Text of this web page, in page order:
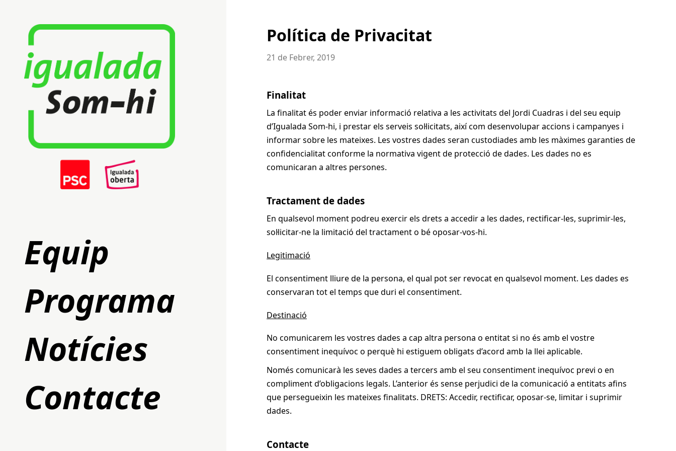
Equip
Programa
Notícies
Contacte
Política de Privacitat
21 de Febrer, 2019
Finalitat
La finalitat és poder enviar informació relativa a les activitats del Jordi Cuadras i del seu equip
d’Igualada Som-hi, i prestar els serveis sol·licitats, així com desenvolupar accions i campanyes i
informar sobre les mateixes. Les vostres dades seran custodiades amb les màximes garanties de
confidencialitat conforme la normativa vigent de protecció de dades. Les dades no es
comunicaran a altres persones.
Tractament de dades
En qualsevol moment podreu exercir els drets a accedir a les dades, rectificar-les, suprimir-les,
sol·licitar-ne la limitació del tractament o bé oposar-vos-hi.
Legitimació
El consentiment lliure de la persona, el qual pot ser revocat en qualsevol moment. Les dades es
conservaran tot el temps que duri el consentiment.
Destinació
No comunicarem les vostres dades a cap altra persona o entitat si no és amb el vostre
consentiment inequívoc o perquè hi estiguem obligats d’acord amb la llei aplicable.
Només comunicarà les seves dades a tercers amb el seu consentiment inequívoc previ o en
compliment d’obligacions legals. L’anterior és sense perjudici de la comunicació a entitats afins
que persegueixin les mateixes finalitats. DRETS: Accedir, rectificar, oposar-se, limitar i suprimir
dades.
Contacte